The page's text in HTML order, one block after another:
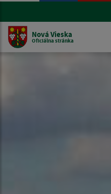
Nová Vieska
Oficiálna stránka